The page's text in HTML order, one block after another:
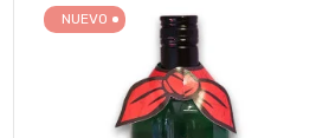
NUEVO